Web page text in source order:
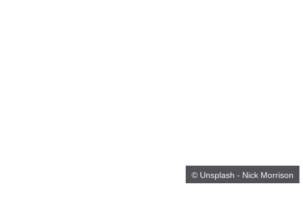
© Unsplash - Nick Morrison